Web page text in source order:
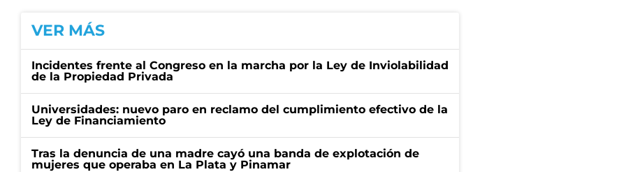
VER MÁS
Incidentes frente al Congreso en la marcha por la Ley de Inviolabilidad
de la Propiedad Privada
Universidades: nuevo paro en reclamo del cumplimiento efectivo de la
Ley de Financiamiento
Tras la denuncia de una madre cayó una banda de explotación de
mujeres que operaba en La Plata y Pinamar